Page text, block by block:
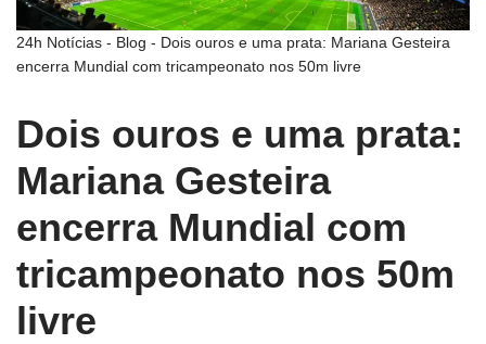
24h Notícias - Blog - Dois ouros e uma prata: Mariana Gesteira
encerra Mundial com tricampeonato nos 50m livre
Dois ouros e uma prata:
Mariana Gesteira
encerra Mundial com
tricampeonato nos 50m
livre